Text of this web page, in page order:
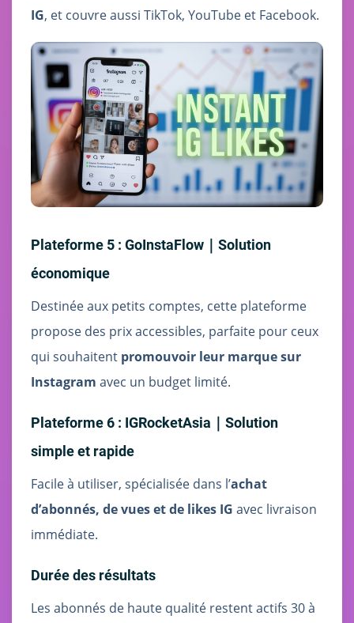
IG, et couvre aussi TikTok, YouTube et Facebook.
Plateforme 5 : GoInstaFlow｜Solution
économique
Destinée aux petits comptes, cette plateforme
propose des prix accessibles, parfaite pour ceux
qui souhaitent promouvoir leur marque sur
Instagram avec un budget limité.
Plateforme 6 : IGRocketAsia｜Solution
simple et rapide
Facile à utiliser, spécialisée dans l’achat
d’abonnés, de vues et de likes IG avec livraison
immédiate.
Durée des résultats
Les abonnés de haute qualité restent actifs 30 à